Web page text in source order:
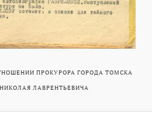
ПРОКУРОРА ГОРОДА ТОМСКА
ЛАВРЕНТЬЕВИЧА